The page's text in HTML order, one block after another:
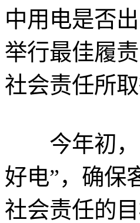
中用电是否
举行最佳履
社会责任所取
今年初，
好电”，确保
社会责任的